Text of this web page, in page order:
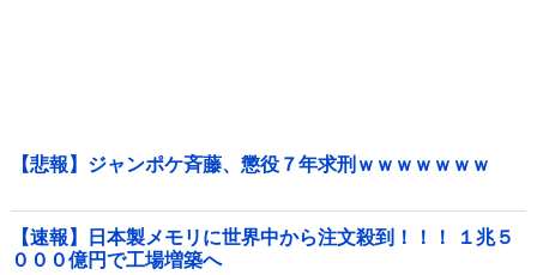
【悲報】ジャンポケ斉藤、懲役７年求刑ｗｗｗｗｗｗｗ
【速報】日本製メモリに世界中から注文殺到！！！ １兆５
０００億円で工場増築へ